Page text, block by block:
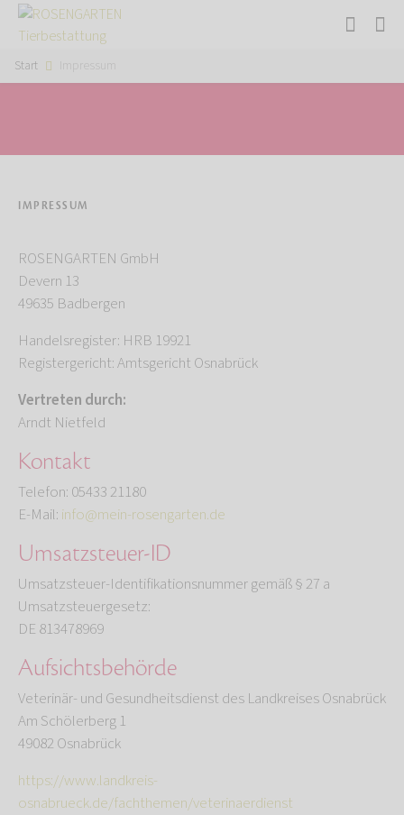
Start Impressum
IMPRESSUM
ROSENGARTEN GmbH
Devern 13
49635 Badbergen
Handelsregister: HRB 19921
Registergericht: Amtsgericht Osnabrück
Vertreten durch:
Arndt Nietfeld
Kontakt
Telefon: 05433 21180
E-Mail: info@mein-rosengarten.de
Umsatzsteuer-ID
Umsatzsteuer-Identifikationsnummer gemäß § 27 a
Umsatzsteuergesetz:
DE 813478969
Aufsichtsbehörde
Veterinär- und Gesundheitsdienst des Landkreises Osnabrück
Am Schölerberg 1
49082 Osnabrück
https://www.landkreis-
osnabrueck.de/fachthemen/veterinaerdienst